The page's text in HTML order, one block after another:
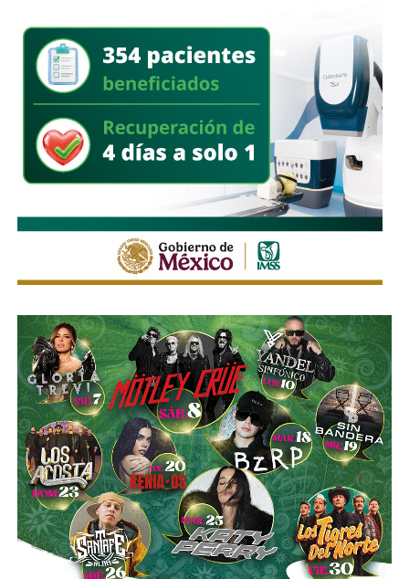
delincuentes y asegura armas durante operativos en SLP